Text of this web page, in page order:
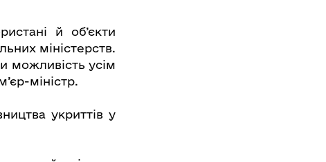
й об’єкти
міністерств.
можливість усім
міністр.
укриттів у